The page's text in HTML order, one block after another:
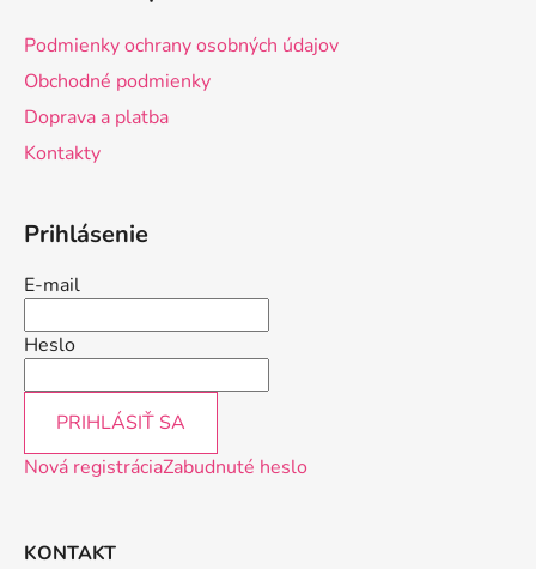
Podmienky ochrany osobných údajov
Obchodné podmienky
Doprava a platba
Kontakty
Prihlásenie
E-mail
Heslo
PRIHLÁSIŤ SA
Nová registráciaZabudnuté heslo
KONTAKT